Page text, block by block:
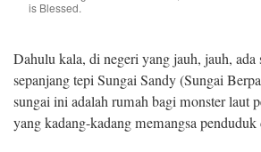
is Blessed.
Dahulu kala, di negeri yang jauh, jauh, ada
sepanjang tepi Sungai Sandy (Sungai
sungai ini adalah rumah bagi monster laut
yang kadang-kadang memangsa penduduk